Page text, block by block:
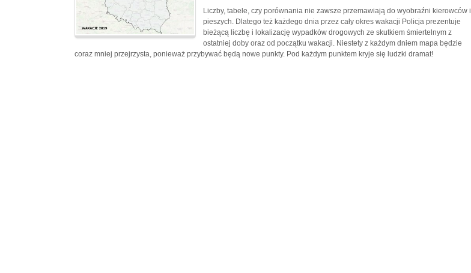
Liczby, tabele, czy porównania nie zawsze przemawiają do wyobraźni kierowców i
pieszych. Dlatego też każdego dnia przez cały okres wakacji Policja prezentuje
bieżącą liczbę i lokalizację wypadków drogowych ze skutkiem śmiertelnym z
ostatniej doby oraz od początku wakacji. Niestety z każdym dniem mapa będzie
coraz mniej przejrzysta, ponieważ przybywać będą nowe punkty. Pod każdym punktem kryje się ludzki dramat!